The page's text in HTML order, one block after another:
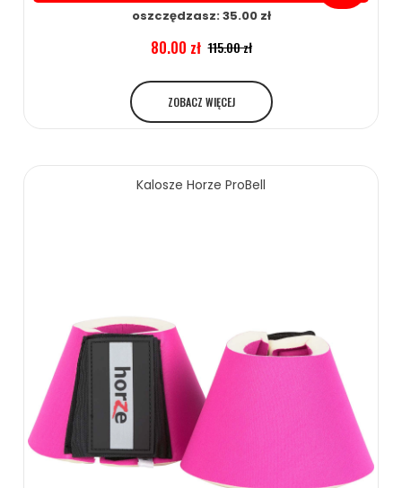
oszczędzasz: 35.00 zł
80.00 zł 115.00 zł
ZOBACZ WIĘCEJ
Kalosze Horze ProBell